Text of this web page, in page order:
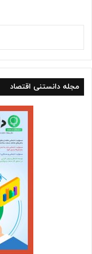
مجله دانستنی اقتصاد